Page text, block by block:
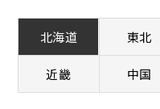
北海道 東北
近畿 中国